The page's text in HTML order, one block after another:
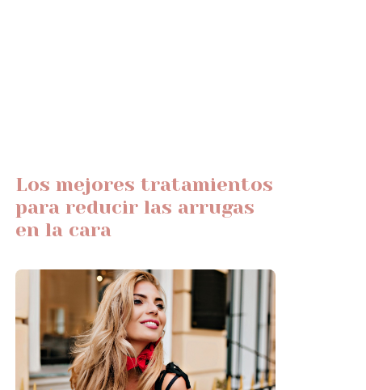
Los mejores tratamientos
para reducir las arrugas
en la cara